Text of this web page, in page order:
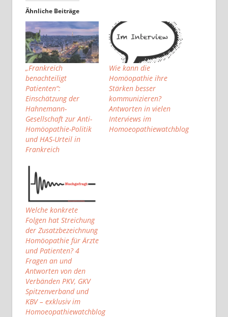
Ähnliche Beiträge
„Frankreich
benachteiligt
Patienten“:
Einschätzung der
Hahnemann-
Gesellschaft zur Anti-
Homöopathie-Politik
und HAS-Urteil in
Frankreich
Wie kann die
Homöopathie ihre
Stärken besser
kommunizieren?
Antworten in vielen
Interviews im
Homoeopathiewatchblog
Welche konkrete
Folgen hat Streichung
der Zusatzbezeichnung
Homöopathie für Ärzte
und Patienten? 4
Fragen an und
Antworten von den
Verbänden PKV, GKV
Spitzenverband und
KBV – exklusiv im
Homoeopathiewatchblog